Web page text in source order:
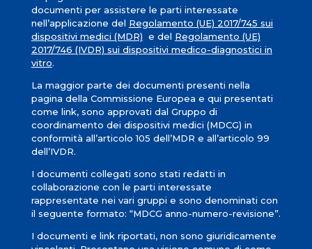
documenti per assistere le parti interessate
nell’applicazione del Regolamento (UE) 2017/745 sui
dispositivi medici (MDR) e del Regolamento (UE)
2017/746 (IVDR) sui dispositivi medico-diagnostici in
vitro.
La maggior parte dei documenti presenti nella
pagina della Commissione Europea e qui presentati
come link, sono approvati dal Gruppo di
coordinamento dei dispositivi medici (MDCG) in
conformità all’articolo 105 dell’MDR e all’articolo 99
dell’IVDR.
I documenti collegati sono stati redatti in
collaborazione con le parti interessate
rappresentate nei vari gruppi e sono denominati con
il seguente formato: “MDCG anno-numero-revisione”.
I documenti e link riportati, non sono giuridicamente